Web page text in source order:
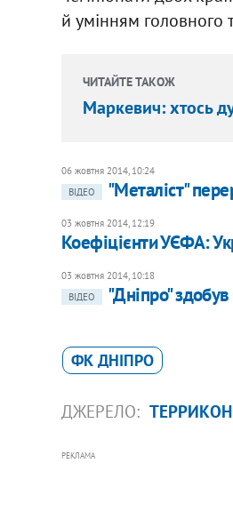
й умінням головного
ЧИТАЙТЕ ТАКОЖ
Маркевич: хтось
06 жовтня 2014, 10:24
ВІДЕО
"Металіст"
03 жовтня 2014, 12:19
Коефіцієнти УЄФА:
03 жовтня 2014, 10:18
ВІДЕО
"Дніпро"
ФК ДНІПРО
ДЖЕРЕЛО: ТЕРРИКОН
РЕКЛАМА